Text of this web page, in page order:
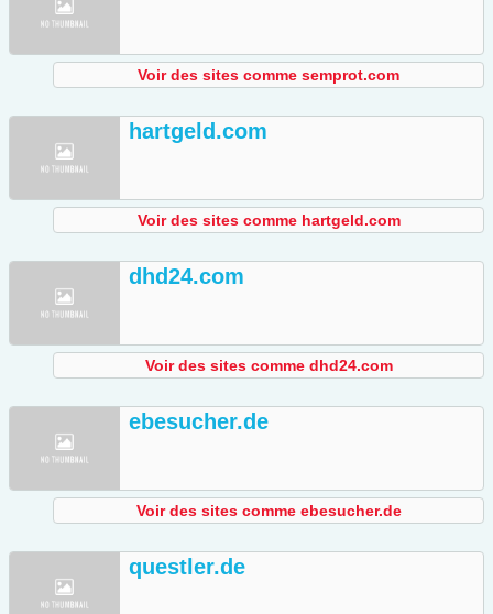
Voir des sites comme semprot.com
hartgeld.com
Voir des sites comme hartgeld.com
dhd24.com
Voir des sites comme dhd24.com
ebesucher.de
Voir des sites comme ebesucher.de
questler.de